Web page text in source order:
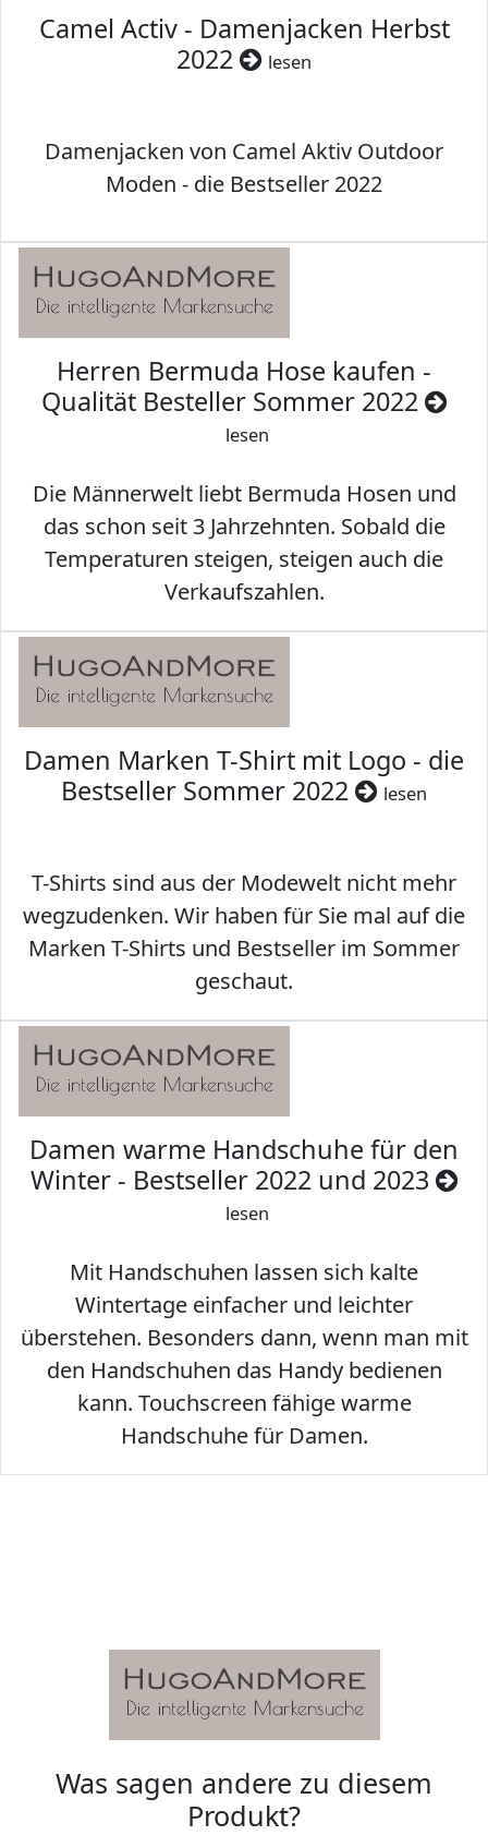
Camel Activ - Damenjacken Herbst
2022
lesen
Damenjacken von Camel Aktiv Outdoor
Moden - die Bestseller 2022
Herren Bermuda Hose kaufen -
Qualität Besteller Sommer 2022
lesen
Die Männerwelt liebt Bermuda Hosen und
das schon seit 3 Jahrzehnten. Sobald die
Temperaturen steigen, steigen auch die
Verkaufszahlen.
Damen Marken T-Shirt mit Logo - die
Bestseller Sommer 2022
lesen
T-Shirts sind aus der Modewelt nicht mehr
wegzudenken. Wir haben für Sie mal auf die
Marken T-Shirts und Bestseller im Sommer
geschaut.
Damen warme Handschuhe für den
Winter - Bestseller 2022 und 2023
lesen
Mit Handschuhen lassen sich kalte
Wintertage einfacher und leichter
überstehen. Besonders dann, wenn man mit
den Handschuhen das Handy bedienen
kann. Touchscreen fähige warme
Handschuhe für Damen.
Was sagen andere zu diesem
Produkt?